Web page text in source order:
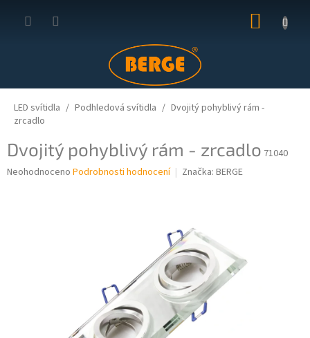
KOŠÍK
LED svítidla Podhledová svítidla
Dvojitý pohyblivý rám -
zrcadlo
Dvojitý pohyblivý rám - zrcadlo 71040
Průměrné
Neohodnoceno Podrobnosti hodnocení Značka: BERGE